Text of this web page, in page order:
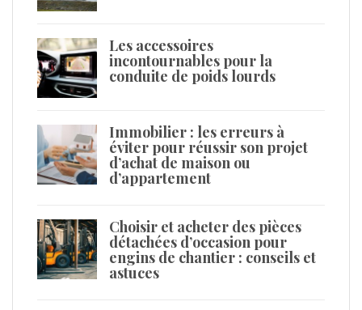
Les accessoires
incontournables pour la
conduite de poids lourds
Immobilier : les erreurs à
éviter pour réussir son projet
d’achat de maison ou
d’appartement
Choisir et acheter des pièces
détachées d’occasion pour
engins de chantier : conseils et
astuces